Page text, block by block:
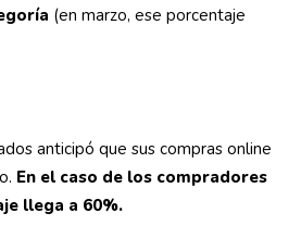
(en marzo, ese porcentaje
anticipó que sus compras online
En el caso de los compra­dores
llega a 60%.